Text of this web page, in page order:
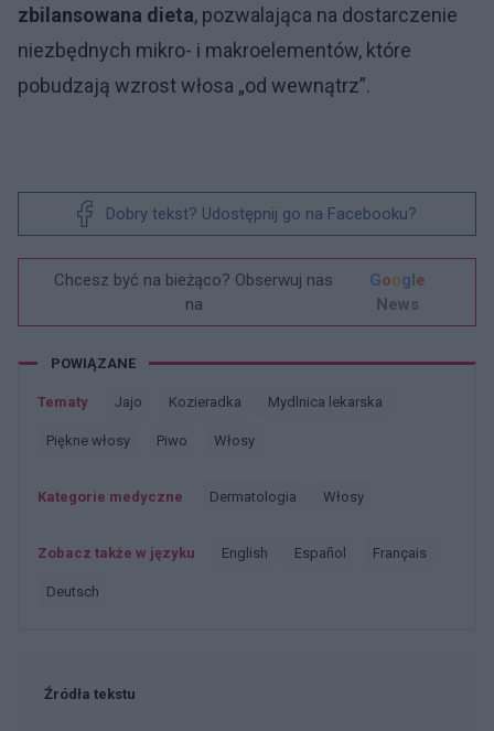
zbilansowana dieta, pozwalająca na dostarczenie
niezbędnych mikro- i makroelementów, które
pobudzają wzrost włosa „od wewnątrz”.
Dobry tekst? Udostępnij go na Facebooku?
Chcesz być na bieżąco? Obserwuj nas
na
Google
News
POWIĄZANE
Tematy Jajo Kozieradka Mydlnica lekarska
Piękne włosy Piwo Włosy
Kategorie medyczne Dermatologia Włosy
Zobacz także w języku english español français
deutsch
Źródła tekstu